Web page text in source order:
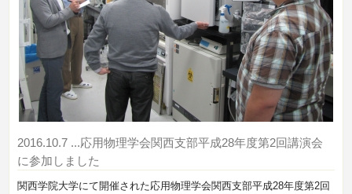
2016.10.7 ...応用物理学会関西支部平成28年度第2回講演会
に参加しました
関西学院大学にて開催された応用物理学会関西支部平成28年度第2回